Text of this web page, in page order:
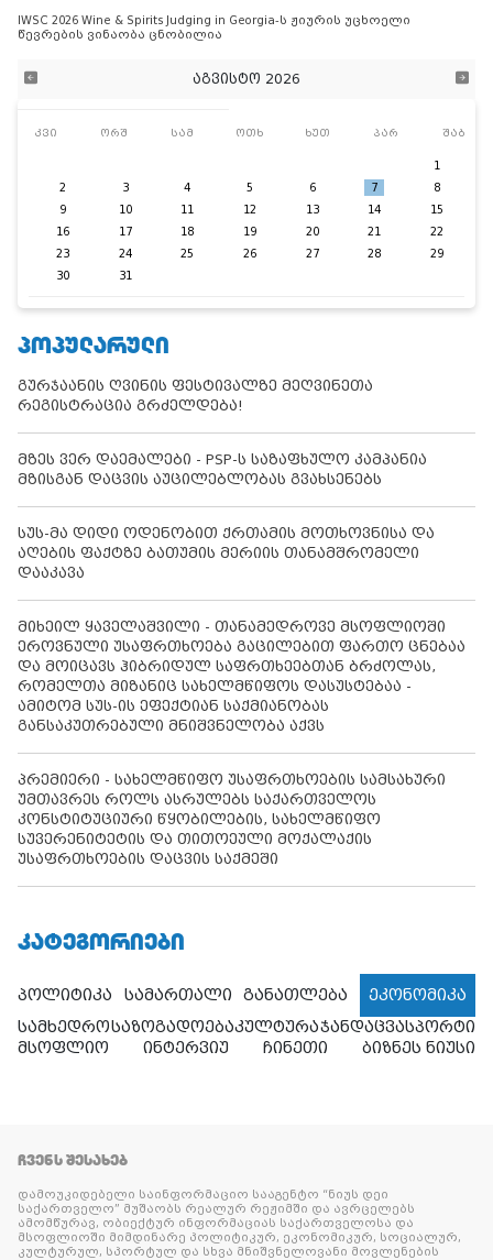
IWSC 2026 Wine & Spirits Judging in Georgia-ს ჟიურის უცხოელი
წევრების ვინაობა ცნობილია
აგვისტო 2026
კვი ორშ სამ ოთხ ხუთ პარ შაბ
1
2
3 4 5 6 7
8
9
10 11 12 13 14
15
16
17 18 19 20 21
22
23
24 25 26 27 28
29
30
31
ᲞᲝᲞᲣᲚᲐᲠᲣᲚᲘ
გურჯაანის ღვინის ფესტივალზე მეღვინეთა
რეგისტრაცია გრძელდება!
მზეს ვერ დაემალები - PSP-ს საზაფხულო კამპანია
მზისგან დაცვის აუცილებლობას გვახსენებს
სუს-მა დიდი ოდენობით ქრთამის მოთხოვნისა და
აღების ფაქტზე ბათუმის მერიის თანამშრომელი
დააკავა
მიხეილ ყაველაშვილი - თანამედროვე მსოფლიოში
ეროვნული უსაფრთხოება გაცილებით ფართო ცნებაა
და მოიცავს ჰიბრიდულ საფრთხეებთან ბრძოლას,
რომელთა მიზანიც სახელმწიფოს დასუსტებაა -
ამიტომ სუს-ის ეფექტიან საქმიანობას
განსაკუთრებული მნიშვნელობა აქვს
პრემიერი - სახელმწიფო უსაფრთხოების სამსახური
უმთავრეს როლს ასრულებს საქართველოს
კონსტიტუციური წყობილების, სახელმწიფო
სუვერენიტეტის და თითოეული მოქალაქის
უსაფრთხოების დაცვის საქმეში
ᲙᲐᲢᲔᲒᲝᲠᲘᲔᲑᲘ
პოლიტიკა სამართალი განათლება
ეკონომიკა
სამხედროსაზოგადოებაკულტურაჯანდაცვასპორტი
მსოფლიო
ინტერვიუ ჩინეთი ბიზნეს ნიუსი
ᲩᲕᲔᲜᲡ ᲨᲔᲡᲐᲮᲔᲑ
დამოუკიდებელი საინფორმაციო სააგენტო “ნიუს დეი
საქართველო” მუშაობს რეალურ რეჟიმში და ავრცელებს
ამომწურავ, ობიექტურ ინფორმაციას საქართველოსა და
მსოფლიოში მიმდინარე პოლიტიკურ, ეკონომიკურ, სოციალურ,
კულტურულ, სპორტულ და სხვა მნიშვნელოვანი მოვლენების